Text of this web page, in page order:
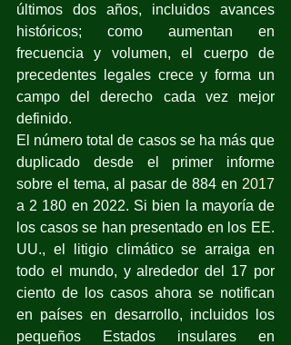
últimos dos años, incluidos avances
históricos; como aumentan en
frecuencia y volumen, el cuerpo de
precedentes legales crece y forma un
campo del derecho cada vez mejor
definido.
El número total de casos se ha más que
duplicado desde el primer informe
sobre el tema, al pasar de 884 en 2017
a 2 180 en 2022. Si bien la mayoría de
los casos se han presentado en los EE.
UU., el litigio climático se arraiga en
todo el mundo, y alrededor del 17 por
ciento de los casos ahora se notifican
en países en desarrollo, incluidos los
pequeños Estados insulares en